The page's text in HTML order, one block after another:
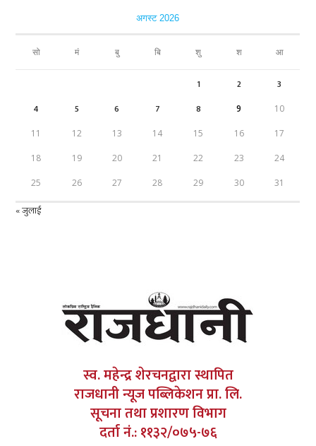
अगस्ट 2026
सो मं बु बि शु श आ
1 2
3
4
5 6 7 8 9 10
11 12 13 14 15 16 17
18 19 20 21 22 23 24
25 26 27 28 29 30 31
« जुलाई
स्व. महेन्द्र शेरचनद्वारा स्थापित
राजधानी न्यूज पब्लिकेशन प्रा. लि.
सूचना तथा प्रशारण विभाग
दर्ता नं.: ११३२/०७५-७६